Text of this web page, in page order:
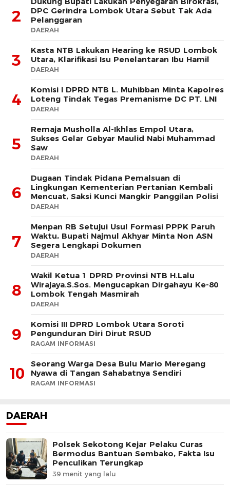
2
DPC Gerindra Lombok Utara Sebut Tak Ada
Pelanggaran
DAERAH
3
Kasta NTB Lakukan Hearing ke RSUD Lombok
Utara, Klarifikasi Isu Penelantaran Ibu Hamil
DAERAH
4
Komisi I DPRD NTB L. Muhibban Minta Kapolres
Loteng Tindak Tegas Premanisme DC PT. LNI
DAERAH
5
Remaja Musholla Al-Ikhlas Empol Utara,
Sukses Gelar Gebyar Maulid Nabi Muhammad
Saw
DAERAH
6
Dugaan Tindak Pidana Pemalsuan di
Lingkungan Kementerian Pertanian Kembali
Mencuat, Saksi Kunci Mangkir Panggilan Polisi
DAERAH
7
Menpan RB Setujui Usul Formasi PPPK Paruh
Waktu, Bupati Najmul Akhyar Minta Non ASN
Segera Lengkapi Dokumen
DAERAH
8
Wakil Ketua 1 DPRD Provinsi NTB H.Lalu
Wirajaya.S.Sos. Mengucapkan Dirgahayu Ke-80
Lombok Tengah Masmirah
DAERAH
9
Komisi III DPRD Lombok Utara Soroti
Pengunduran Diri Dirut RSUD
RAGAM INFORMASI
10
Seorang Warga Desa Bulu Mario Meregang
Nyawa di Tangan Sahabatnya Sendiri
RAGAM INFORMASI
DAERAH
Polsek Sekotong Kejar Pelaku Curas
Bermodus Bantuan Sembako, Fakta Isu
Penculikan Terungkap
39 menit yang lalu